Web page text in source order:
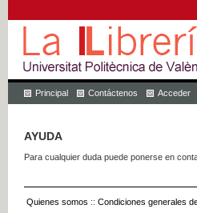
Principal Contáctenos Acceder
AYUDA
Para cualquier duda puede ponerse en
Quienes somos :: Condiciones generales